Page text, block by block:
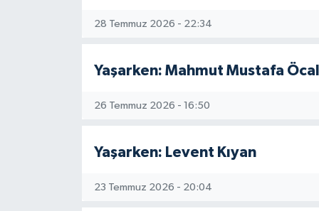
28 Temmuz 2026 - 22:34
Yaşarken: Mahmut Mustafa Öcal
26 Temmuz 2026 - 16:50
Yaşarken: Levent Kıyan
23 Temmuz 2026 - 20:04